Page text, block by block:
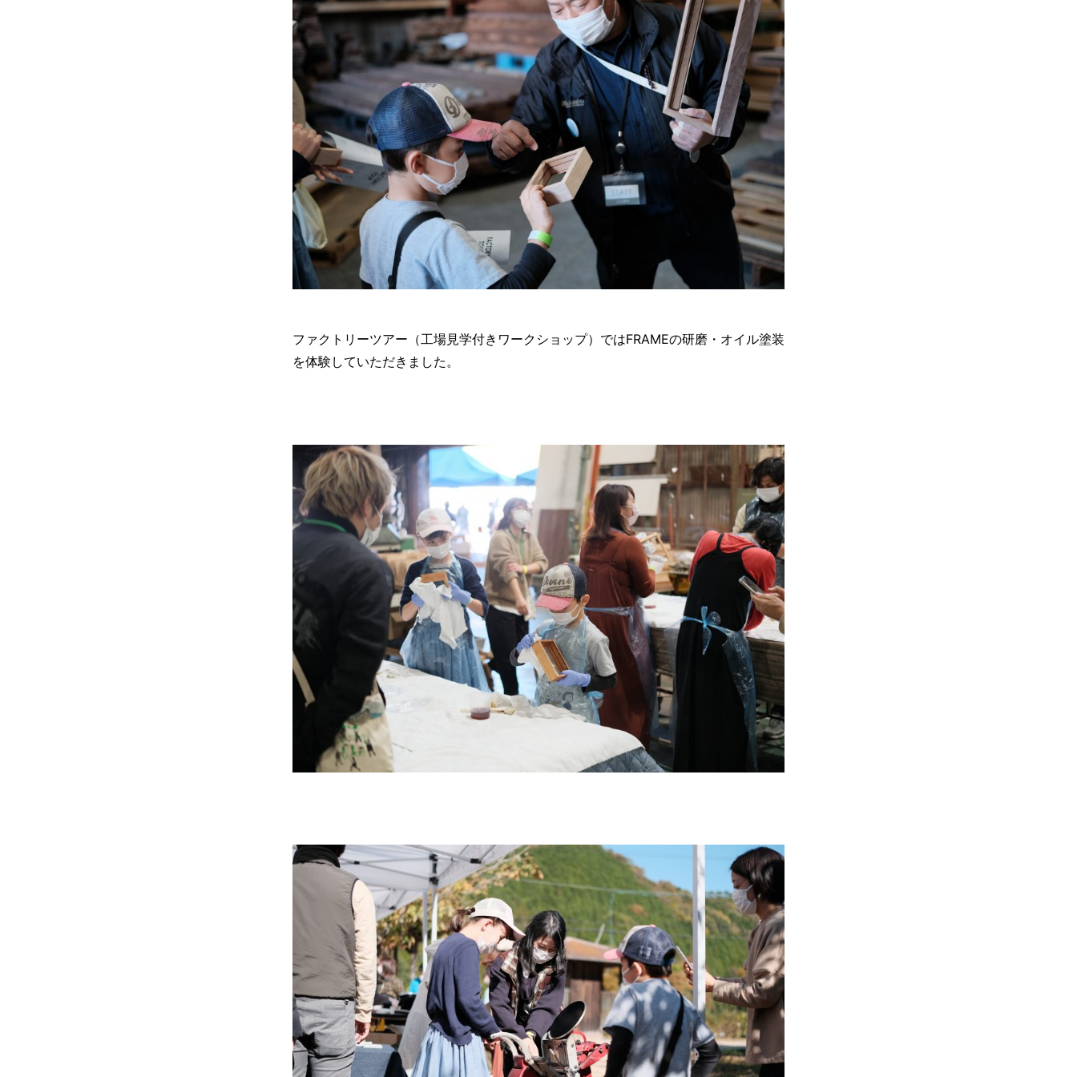
ファクトリーツアー（工場見学付きワークショップ）ではFRAMEの研磨・オイル塗装
を体験していただきました。